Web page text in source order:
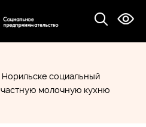
Норильске социальный
молочную кухню